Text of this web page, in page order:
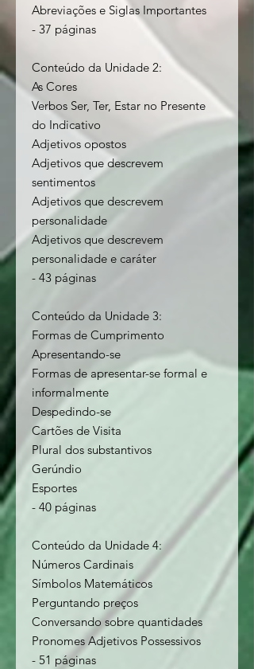
Abreviações e Siglas Importantes
- 37 páginas
Conteúdo da Unidade 2:
As Cores
Verbos Ser, Ter, Estar no Presente
do Indicativo
Adjetivos opostos
Adjetivos que descrevem
sentimentos
Adjetivos que descrevem
personalidade
Adjetivos que descrevem
personalidade e caráter
- 43 páginas
Conteúdo da Unidade 3:
Formas de Cumprimento
Apresentando-se
Formas de apresentar-se formal e
informalmente
Despedindo-se
Cartões de Visita
Plural dos substantivos
Gerúndio
Esportes
- 40 páginas
Conteúdo da Unidade 4:
Números Cardinais
Símbolos Matemáticos
Perguntando preços
Conversando sobre quantidades
Pronomes Adjetivos Possessivos
- 51 páginas